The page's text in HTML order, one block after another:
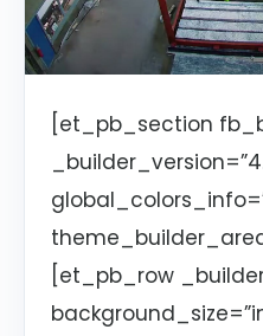
[et_pb_section
[et_pb_row